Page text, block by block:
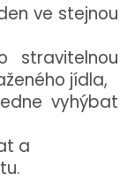
ve stejnou
stravitelnou
jídla,
vyhýbat
a